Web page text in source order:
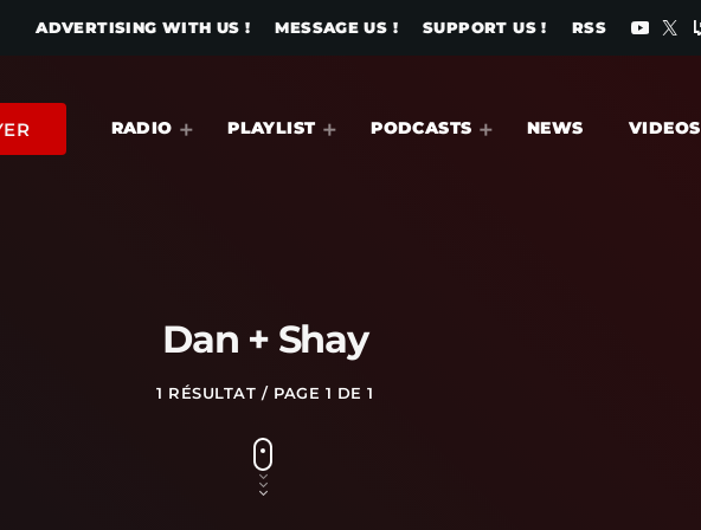
ADVERTISING WITH US ! MESSAGE US ! SUPPORT US ! RSS
RADIO PLAYLIST PODCASTS NEWS VIDEOS
Dan + Shay
1 RÉSULTAT / PAGE 1 DE 1